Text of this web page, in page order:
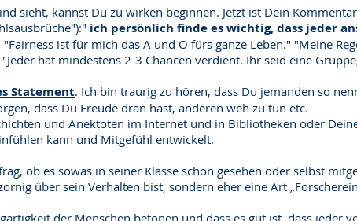
sieht, kannst Du zu wirken beginnen. Jetzt ist Dein
ich persönlich finde es wichtig, dass jeder
ist für mich das A und O fürs ganze Leben." "Meine
hat mindestens 2-3 Chancen verdient. Ihr seid eine
Statement. Ich bin traurig zu hören, dass Du jemanden so
dass Du Freude dran hast, anderen weh zu tun etc.
und Anektoten im Internet und in Bibliotheken oder
kann und Mitgefühl entwickelt.
ob es sowas in seiner Klasse schon gesehen oder selbst
über sein Verhalten bist, sondern eher eine Art
der Menschen betonen und dass es gut ist, dass jeder